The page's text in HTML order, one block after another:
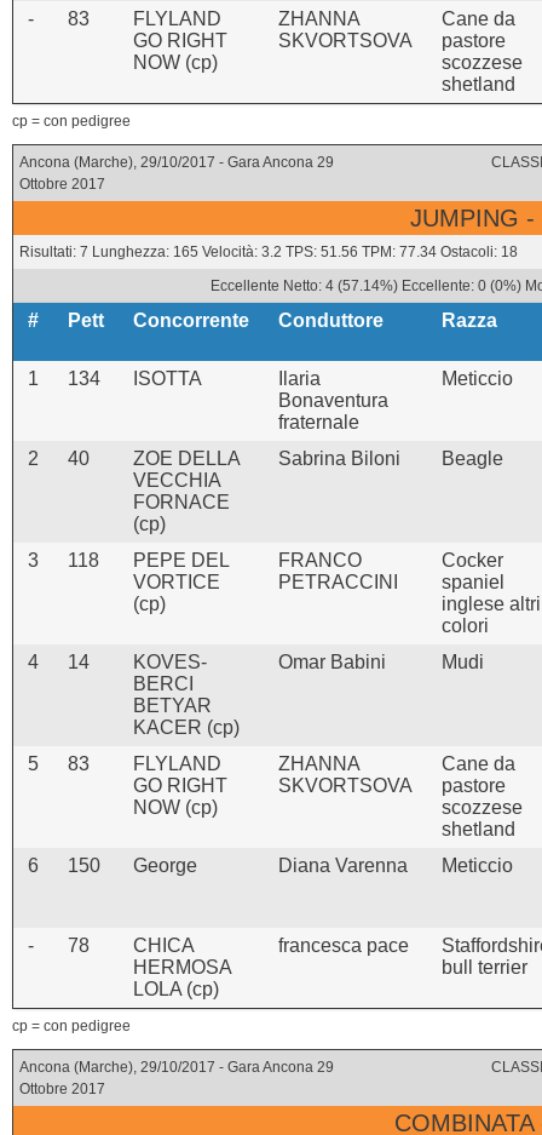
- 83
FLYLAND
GO RIGHT
NOW (cp)
ZHANNA
SKVORTSOVA
Cane da
pastore
scozzese
shetland
cp = con pedigree
Ancona (Marche), 29/10/2017 - Gara Ancona 29
Ottobre 2017
JUMPING -
Risultati: 7 Lunghezza: 165 Velocità: 3.2 TPS: 51.56 TPM: 77.34 Ostacoli: 18
Eccellente Netto: 4 (57.14%) Eccellente: 0 (0%)
# Pett Concorrente Conduttore Razza
1 134 ISOTTA
Ilaria
Bonaventura
fraternale
Meticcio
2 40
ZOE DELLA
VECCHIA
FORNACE
(cp)
Sabrina Biloni Beagle
3 118
PEPE DEL
VORTICE
(cp)
FRANCO
PETRACCINI
Cocker
spaniel
inglese altri
colori
4
14
KOVES-
BERCI
BETYAR
KACER (cp)
Omar Babini Mudi
5 83
FLYLAND
GO RIGHT
NOW (cp)
ZHANNA
SKVORTSOVA
Cane da
pastore
scozzese
shetland
6
150 George Diana Varenna Meticcio
- 78
CHICA
HERMOSA
LOLA (cp)
francesca pace
bull terrier
cp = con pedigree
Ancona (Marche), 29/10/2017 - Gara Ancona 29
Ottobre 2017